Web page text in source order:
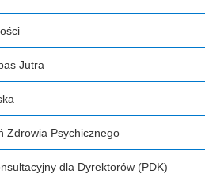
Jutra
Zdrowia Psychicznego
dla Dyrektorów (PDK)